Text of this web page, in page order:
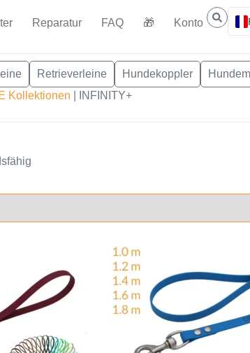
Reparatur FAQ 🎁 Konto
Retrieverleine Hundekoppler
Kollektionen INFINITY+